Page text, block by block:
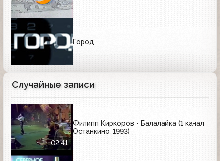
Город
Случайные записи
02:41
Филипп Киркоров - Балалайка (1 канал
Останкино, 1993)